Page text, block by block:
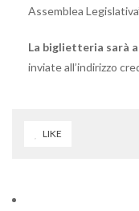
Assemblea
La biglietteria sarà
inviate all’indirizzo
LIKE